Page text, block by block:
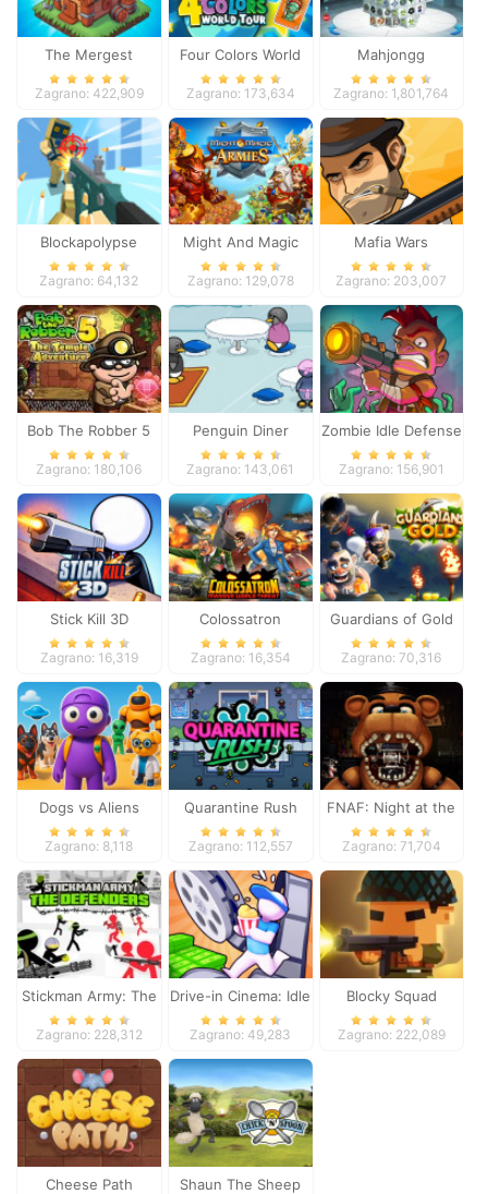
The Mergest
Kingdom
Zagrano: 422,909
Four Colors World
Tour
Zagrano: 173,634
Mahjongg
Dimensions
Zagrano: 1,801,764
Blockapolypse
Zombie Shooter
Zagrano: 64,132
Might And Magic
Armies
Zagrano: 129,078
Mafia Wars
Zagrano: 203,007
Bob The Robber 5
Temple Adventure
Zagrano: 180,106
Penguin Diner
Zagrano: 143,061
Zombie Idle Defense
Online
Zagrano: 156,901
Stick Kill 3D
Zagrano: 16,319
Colossatron
Zagrano: 16,354
Guardians of Gold
Zagrano: 70,316
Dogs vs Aliens
Zagrano: 8,118
Quarantine Rush
Zagrano: 112,557
FNAF: Night at the
Dentist
Zagrano: 71,704
Stickman Army: The
Defenders
Zagrano: 228,312
Drive-in Cinema: Idle
Game
Zagrano: 49,283
Blocky Squad
Zagrano: 222,089
Cheese Path
Shaun The Sheep